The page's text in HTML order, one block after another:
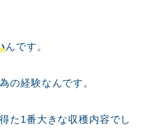
んです。
の経験なんです。
た1番大きな収穫内容でし